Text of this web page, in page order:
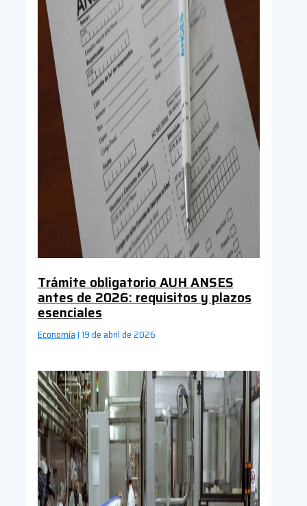
Trámite obligatorio AUH ANSES
antes de 2026: requisitos y plazos
esenciales
Economía | 19 de abril de 2026